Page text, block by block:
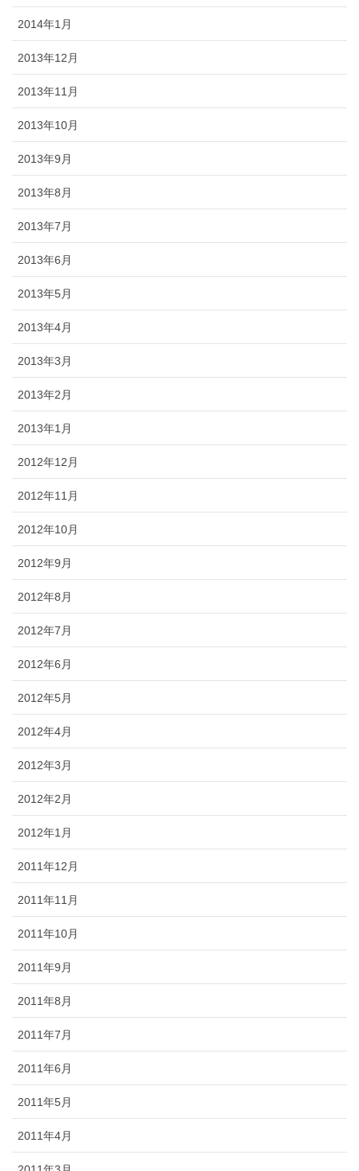
2014年1月
2013年12月
2013年11月
2013年10月
2013年9月
2013年8月
2013年7月
2013年6月
2013年5月
2013年4月
2013年3月
2013年2月
2013年1月
2012年12月
2012年11月
2012年10月
2012年9月
2012年8月
2012年7月
2012年6月
2012年5月
2012年4月
2012年3月
2012年2月
2012年1月
2011年12月
2011年11月
2011年10月
2011年9月
2011年8月
2011年7月
2011年6月
2011年5月
2011年4月